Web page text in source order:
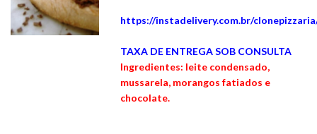
https://instadelivery.com.br/
TAXA DE ENTREGA SOB CONSULTA
Ingredientes: leite condensado,
mussarela, morangos fatiados e
chocolate.